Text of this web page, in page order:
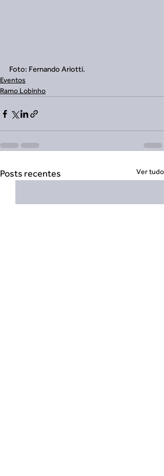
Foto: Fernando Ariotti.
Eventos
Ramo Lobinho
Posts recentes Ver tudo